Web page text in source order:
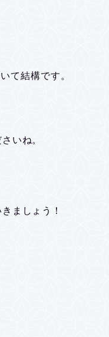
て結構です。
いね。
ましょう！